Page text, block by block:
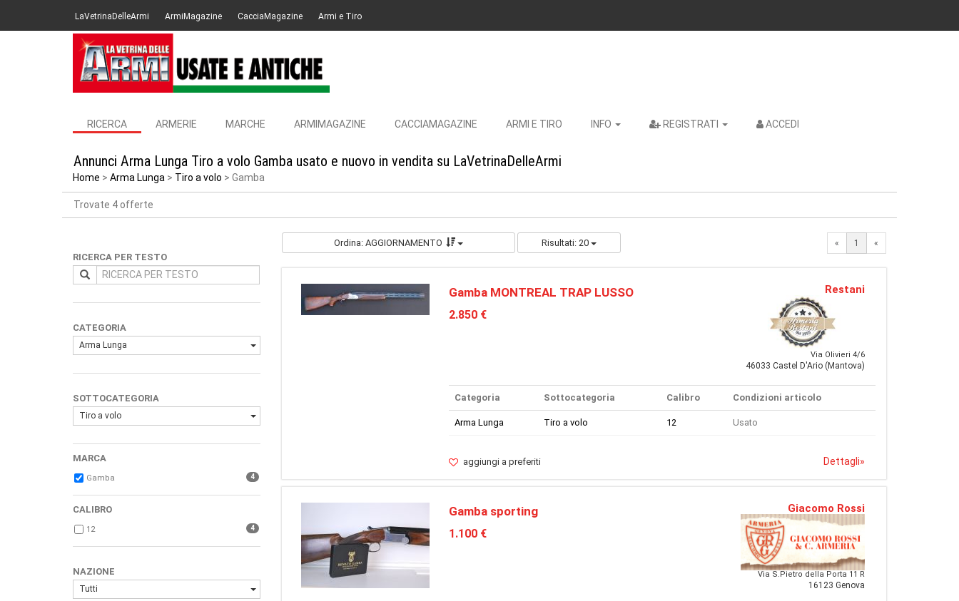
LaVetrinaDelleArmi ArmiMagazine CacciaMagazine Armi e Tiro
RICERCA ARMERIE MARCHE ARMIMAGAZINE CACCIAMAGAZINE ARMI E TIRO INFO REGISTRATI ACCEDI
Annunci Arma Lunga Tiro a volo Gamba usato e nuovo in vendita su LaVetrinaDelleArmi
Home Arma Lunga Tiro a volo Gamba
Trovate 4 offerte
RICERCA PER TESTO
CATEGORIA
Arma Lunga
SOTTOCATEGORIA
Tiro a volo
MARCA
Gamba 4
CALIBRO
12 4
NAZIONE
Tutti
Ordina: AGGIORNAMENTO Risultati: 20 « 1 «
Gamba MONTREAL TRAP LUSSO
2.850 €
Restani
Via Olivieri 4/6
46033 Castel D'Ario (Mantova)
Categoria Sottocategoria Calibro Condizioni articolo
Arma Lunga Tiro a volo 12 Usato
aggiungi a preferiti Dettagli»
Gamba sporting
1.100 €
Giacomo Rossi
Via S.Pietro della Porta 11 R
16123 Genova